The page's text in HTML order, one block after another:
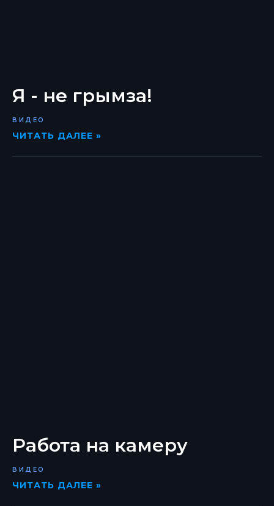
Я - не грымза!
ВИДЕО
ЧИТАТЬ ДАЛЕЕ »
Работа на камеру
ВИДЕО
ЧИТАТЬ ДАЛЕЕ »